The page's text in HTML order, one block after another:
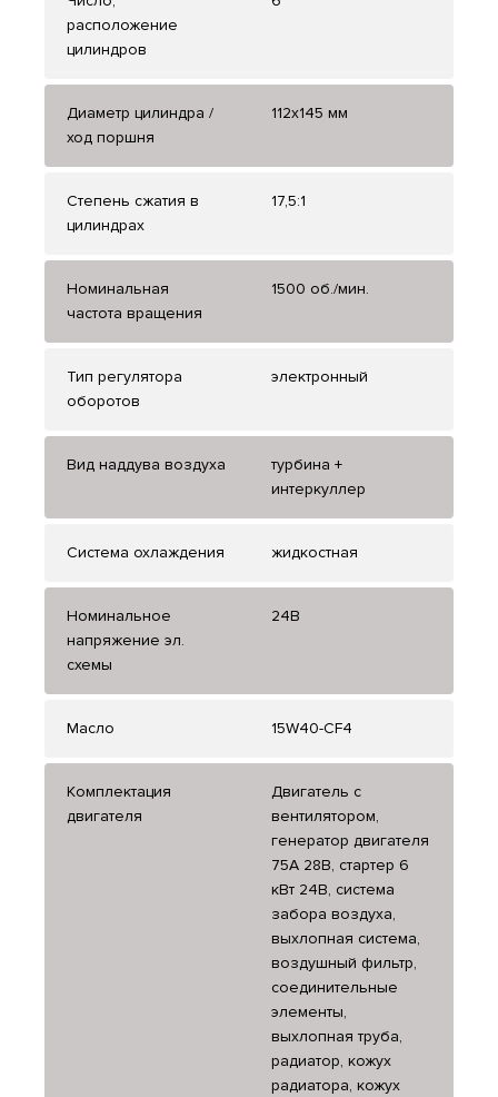
расположение
цилиндров
Диаметр цилиндра /
ход поршня
112x145 мм
Степень сжатия в
цилиндрах
17,5:1
Номинальная
частота вращения
1500 об./мин.
Тип регулятора
оборотов
электронный
Вид наддува воздуха
турбина +
интеркуллер
Система охлаждения жидкостная
Номинальное
напряжение эл.
схемы
24В
Масло 15W40-CF4
Комплектация
двигателя
Двигатель с
вентилятором,
генератор двигателя
75А 28В, стартер 6
кВт 24В, система
забора воздуха,
выхлопная система,
воздушный фильтр,
соединительные
элементы,
выхлопная труба,
радиатор, кожух
радиатора, кожух